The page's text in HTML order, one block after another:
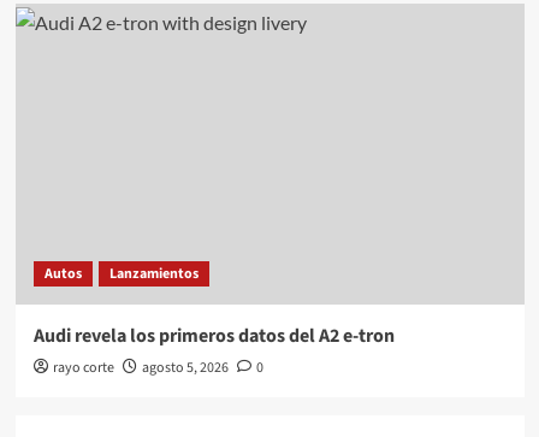
Autos Lanzamientos
Audi revela los primeros datos del A2 e-tron
rayo corte agosto 5, 2026 0